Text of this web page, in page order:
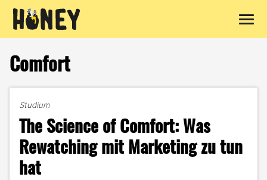
Inhalt
springen
Comfort
Studium
The Science of Comfort: Was
Rewatching mit Marketing zu tun
hat